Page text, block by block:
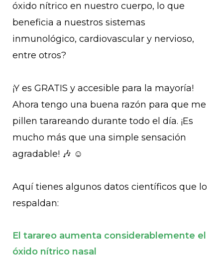
óxido nítrico en nuestro cuerpo, lo que
beneficia a nuestros sistemas
inmunológico, cardiovascular y nervioso,
entre otros?
¡Y es GRATIS y accesible para la mayoría!
Ahora tengo una buena razón para que me
pillen tarareando durante todo el día. ¡Es
mucho más que una simple sensación
agradable! 🎶 ☺️
Aquí tienes algunos datos científicos que lo
respaldan:
El tarareo aumenta considerablemente el
óxido nítrico nasal